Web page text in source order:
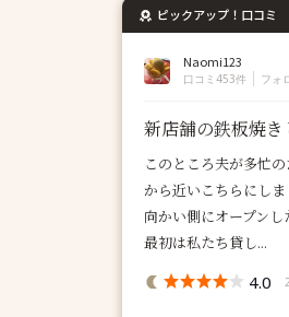
ピックアップ！口コミ
Naomi123
口コミ453件 フォ
新店舗の鉄板焼
このところ夫が多忙
から近いこちらにし
向かい側にオープン
最初は私たち貸し...
4.0